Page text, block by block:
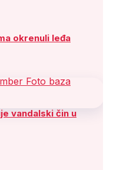
okrenuli leđa
vandalski čin u